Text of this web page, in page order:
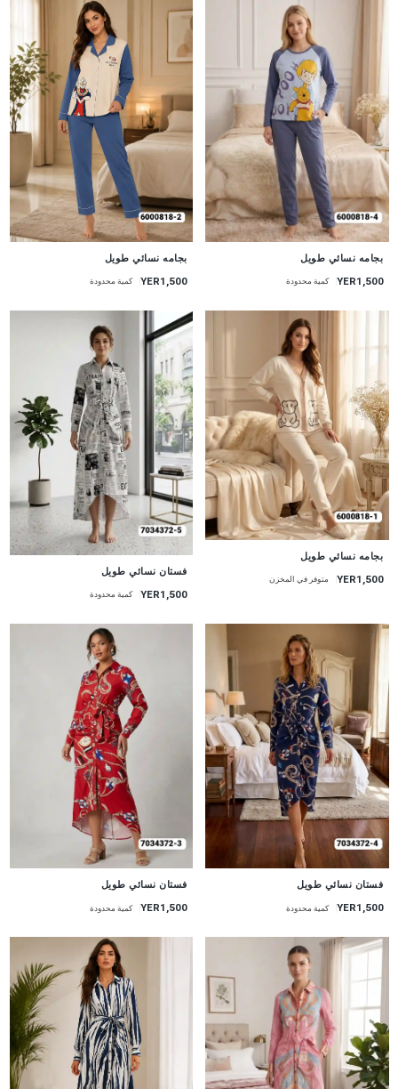
بجامه نسائي طويل
YER1,500 كمية محدودة
بجامه نسائي طويل
YER1,500 كمية محدودة
بجامه نسائي طويل
YER1,500 متوفر في المخزن
فستان نسائي طويل
YER1,500 كمية محدودة
جديد
فستان نسائي طويل
YER1,500 كمية محدودة
جديد
فستان نسائي طويل
YER1,500 كمية محدودة